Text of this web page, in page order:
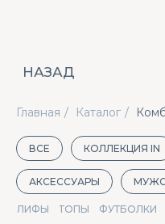
Главная / Каталог /
ВСЕ КОЛЛЕКЦИЯ IN
АКСЕССУАРЫ
ЛИФЫ ТОПЫ ФУТБОЛКИ